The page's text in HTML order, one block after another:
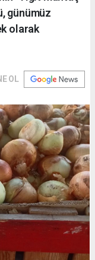
günümüz
olarak
OL